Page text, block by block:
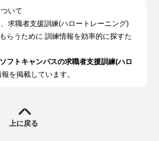
いて
求職者支援訓練(ハロートレーニング)
らうために 訓練情報を効率的に探すた
フトキャンパスの求職者支援訓練(ハロ
を掲載しています。
上に戻る